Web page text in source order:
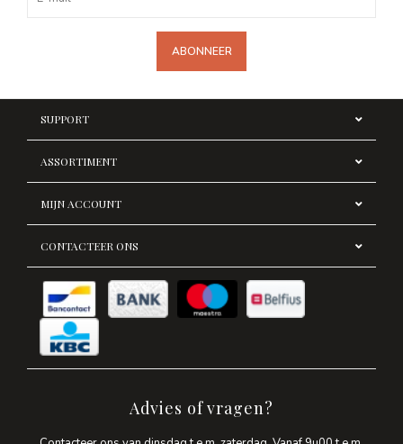
ABONNEER
SUPPORT
ASSORTIMENT
MIJN ACCOUNT
CONTACTEER ONS
Advies of vragen?